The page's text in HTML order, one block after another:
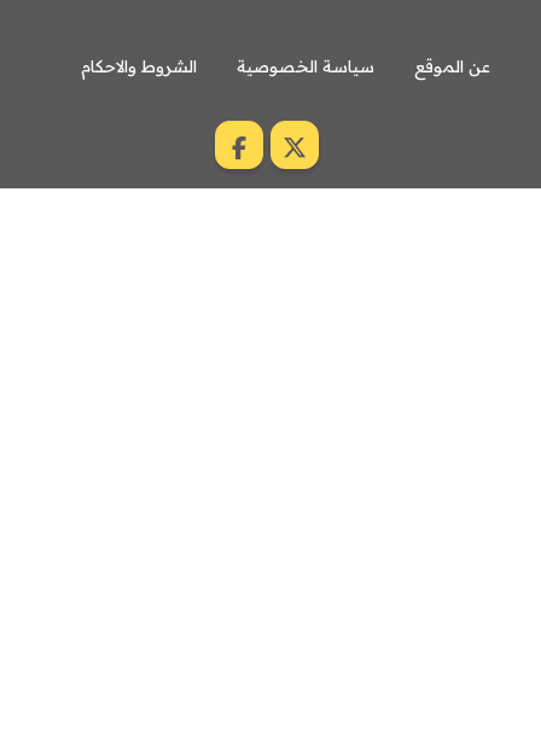
عن الموقع سياسة الخصوصية الشروط والاحكام